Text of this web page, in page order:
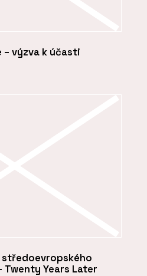
– výzva k účasti
Years Later